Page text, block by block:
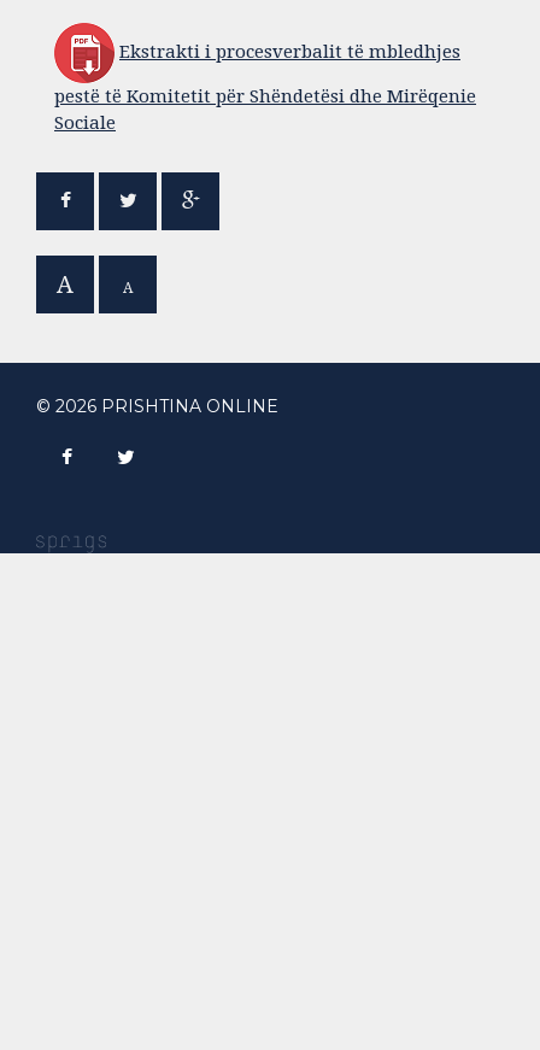
Ekstrakti i procesverbalit të mbledhjes
pestë të Komitetit për Shëndetësi dhe Mirëqenie
Sociale
A A
© 2026 PRISHTINA ONLINE